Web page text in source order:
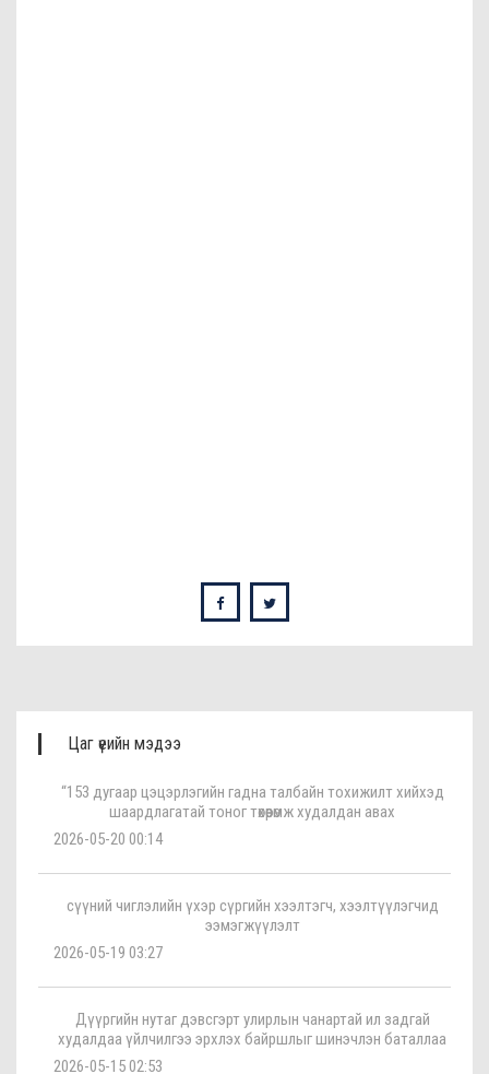
Цаг үеийн мэдээ
“153 дугаар цэцэрлэгийн гадна талбайн тохижилт хийхэд
шаардлагатай тоног төхөөрөмж худалдан авах
2026-05-20 00:14
сүүний чиглэлийн үхэр сүргийн хээлтэгч, хээлтүүлэгчид
ээмэгжүүлэлт
2026-05-19 03:27
Дүүргийн нутаг дэвсгэрт улирлын чанартай ил задгай
худалдаа үйлчилгээ эрхлэх байршлыг шинэчлэн баталлаа
2026-05-15 02:53